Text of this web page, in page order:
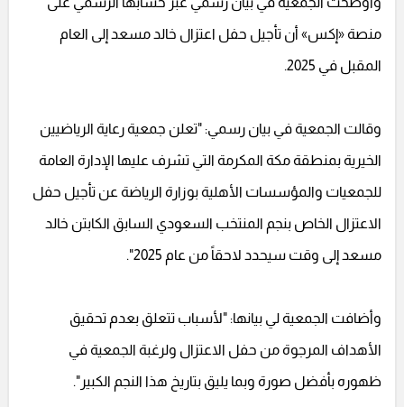
منصة «إكس» أن تأجيل حفل اعتزال خالد مسعد إلى العام
المقبل في 2025.
وقالت الجمعية في بيان رسمي: "تعلن جمعية رعاية الرياضيين
الخيرية بمنطقة مكة المكرمة التي تشرف عليها الإدارة العامة
للجمعيات والمؤسسات الأهلية بوزارة الرياضة عن تأجيل حفل
الاعتزال الخاص بنجم المنتخب السعودي السابق الكابتن خالد
مسعد إلى وقت سيحدد لاحقاً من عام 2025".
وأضافت الجمعية لي بيانها: "لأسباب تتعلق بعدم تحقيق
الأهداف المرجوة من حفل الاعتزال ولرغبة الجمعية في
ظهوره بأفضل صورة وبما يليق بتاريخ هذا النجم الكبير".